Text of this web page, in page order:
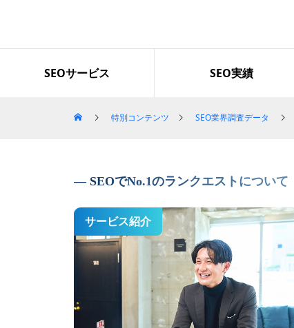
SEOサービス SEO実績
「グロースファクター」で
上位を獲得｜セッション数
Googleのコアアップデート
響による順位下落から1か月
位まで回復
特別コンテンツ SEO業界調査データ
SEOでNo.1のランクエストについて
サービス紹介